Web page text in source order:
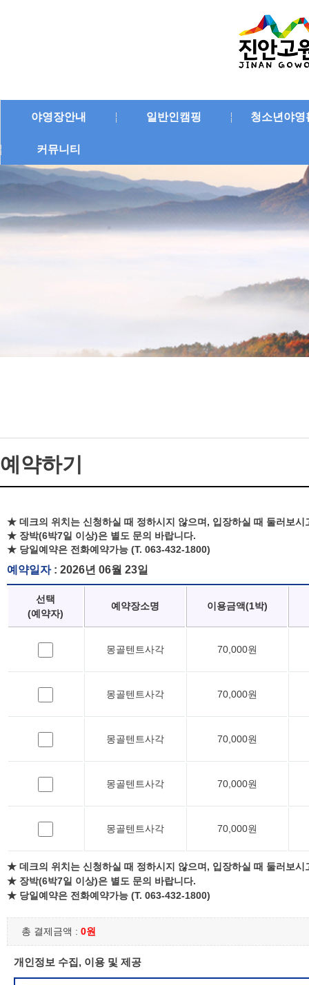
야영장안내 일반인캠핑 청소년야영
커뮤니티
예약하기
★ 데크의 위치는 신청하실 때 정하시지 않으며, 입장하실 때 둘러보시
★ 장박(6박7일 이상)은 별도 문의 바랍니다.
★ 당일예약은 전화예약가능 (T. 063-432-1800)
예약일자: 2026년 06월 23일
선택
(예약자)
예약장소명 이용금액(1박)
몽골텐트사각 70,000원
몽골텐트사각 70,000원
몽골텐트사각 70,000원
몽골텐트사각 70,000원
몽골텐트사각 70,000원
★ 데크의 위치는 신청하실 때 정하시지 않으며, 입장하실 때 둘러보시
★ 장박(6박7일 이상)은 별도 문의 바랍니다.
★ 당일예약은 전화예약가능 (T. 063-432-1800)
총 결제금액 : 0원
개인정보 수집, 이용 및 제공